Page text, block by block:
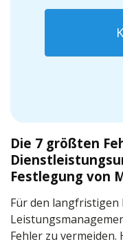
Die 7 größten
Festlegung von
Für den langfristigen
Fehler zu vermeiden.